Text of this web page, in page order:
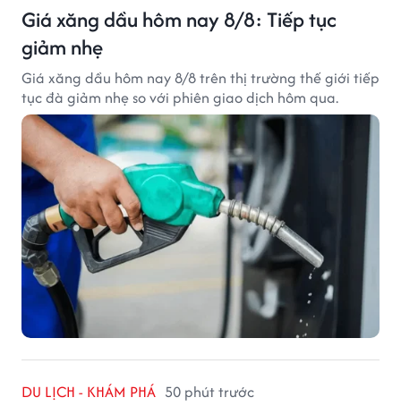
Giá xăng dầu hôm nay 8/8: Tiếp tục
giảm nhẹ
Giá xăng dầu hôm nay 8/8 trên thị trường thế giới tiếp
tục đà giảm nhẹ so với phiên giao dịch hôm qua.
DU LỊCH - KHÁM PHÁ 50 phút trước